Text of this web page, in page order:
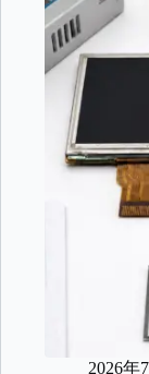
2026年